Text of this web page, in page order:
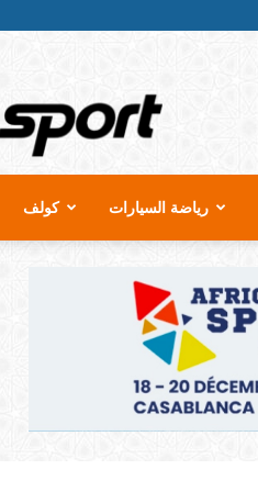
MSport.ma
كولف رياضة السيارات